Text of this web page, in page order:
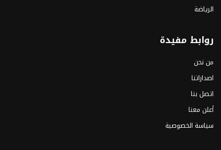
الرياضة
روابط مفيدة
من نحن
اصداراتنا
اتصل بنا
أعلن معنا
سياسة الخصوصية